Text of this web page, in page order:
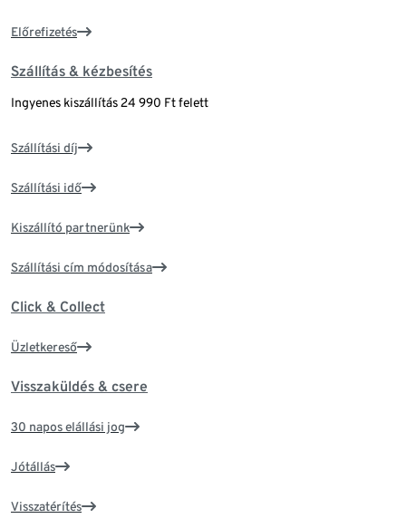
Előrefizetés
Szállítás & kézbesítés
Ingyenes kiszállítás 24 990 Ft felett
Szállítási díj
Szállítási idő
Kiszállító partnerünk
Szállítási cím módosítása
Click & Collect
Üzletkereső
Visszaküldés & csere
30 napos elállási jog
Jótállás
Visszatérítés